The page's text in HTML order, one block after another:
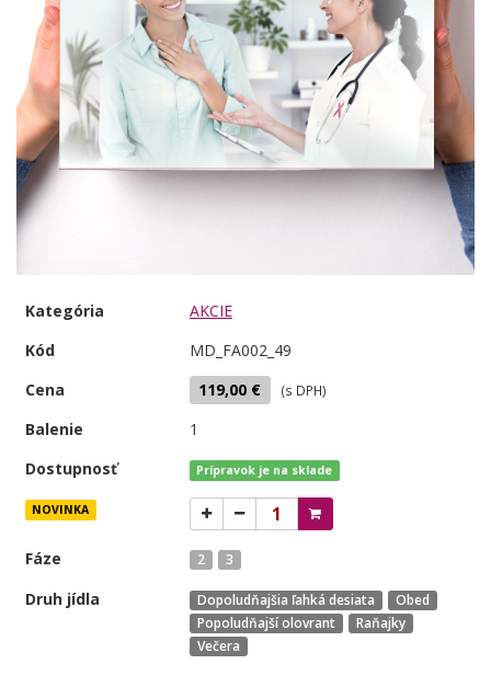
Kategória
AKCIE
Kód
MD_FA002_49
Cena
119,00 € (s DPH)
Balenie
1
Dostupnosť
Prípravok je na sklade
NOVINKA
Fáze 2 3
Druh jídla Dopoludňajšia ľahká desiata
Obed
Popoludňajší olovrant
Raňajky
Večera